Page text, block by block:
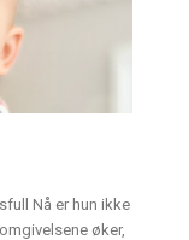
Nå er hun ikke
øker,